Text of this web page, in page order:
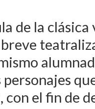
de la
con el fin de